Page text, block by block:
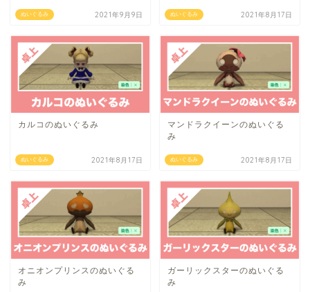
ぬいぐるみ 2021年9月9日 ぬいぐるみ 2021年8月17日
ぬいぐるみ
カルコのぬいぐるみ
2021年8月17日 ぬいぐるみ
マンドラクイーンのぬいぐる
み
2021年8月17日
オニオンプリンスのぬいぐる
み
ガーリックスターのぬいぐる
み